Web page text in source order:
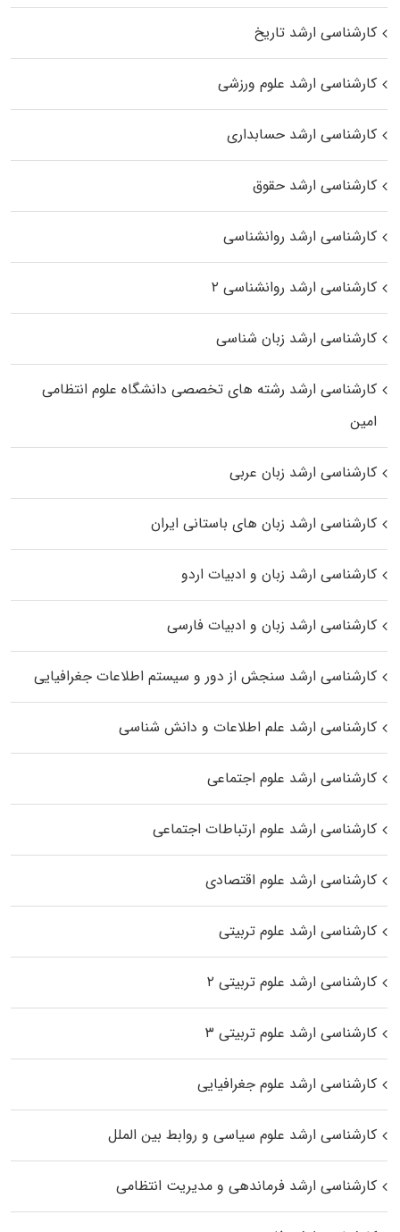
کارشناسی ارشد تاریخ
کارشناسی ارشد علوم ورزشی
کارشناسی ارشد حسابداری
کارشناسی ارشد حقوق
کارشناسی ارشد روانشناسی
کارشناسی ارشد روانشناسی ۲
کارشناسی ارشد زبان شناسی
کارشناسی ارشد رﺷﺘﻪ ﻫﺎی تخصصی داﻧﺸﮕﺎه ﻋﻠﻮم انتظامی
اﻣﻴﻦ
کارشناسی ارشد زبان عربی
کارشناسی ارشد زبان‌ های باستانی ایران
کارشناسی ارشد زبان و ادبیات اردو
کارشناسی ارشد زبان و ادبیات فارسی
کارشناسی ارشد سنجش از دور و سیستم اطلاعات جغرافیایی
کارشناسی ارشد علم اطلاعات و دانش شناسی
کارشناسی ارشد علوم اجتماعی
کارشناسی ارشد علوم ارتباطات اجتماعی
کارشناسی ارشد علوم اقتصادی
کارشناسی ارشد علوم تربیتی
کارشناسی ارشد علوم تربیتی ۲
کارشناسی ارشد علوم تربیتی ۳
کارشناسی ارشد علوم جغرافیایی
کارشناسی ارشد علوم سیاسی و روابط بین الملل
کارشناسی ارشد فرماندهی و مدیریت انتظامی